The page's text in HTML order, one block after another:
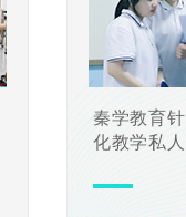
秦学教育
化教学私